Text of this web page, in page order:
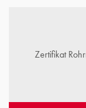
Zertifikat